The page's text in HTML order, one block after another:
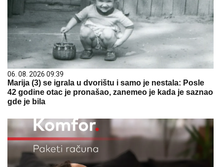
06. 08. 2026 09:39
Marija (3) se igrala u dvorištu i samo je nestala: Posle
42 godine otac je pronašao, zanemeo je kada je saznao
gde je bila